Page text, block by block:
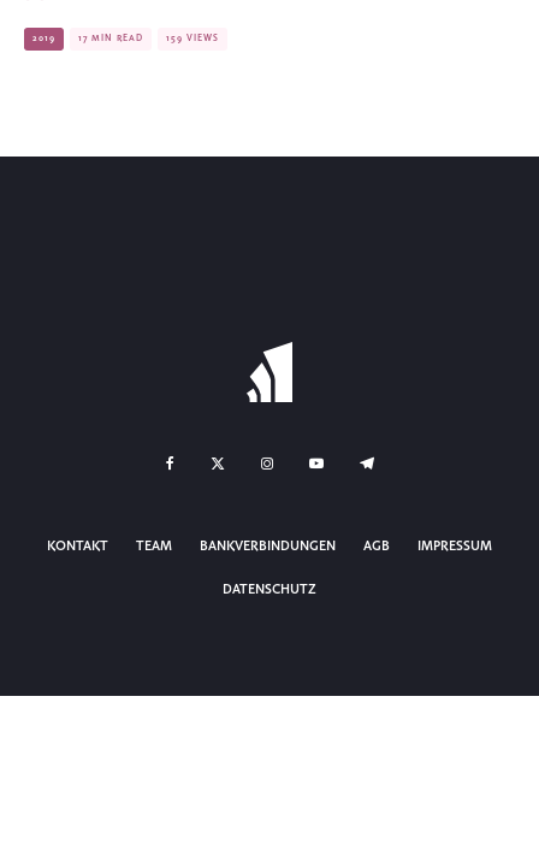
2019 17 MIN READ 159 VIEWS
KONTAKT TEAM BANKVERBINDUNGEN AGB IMPRESSUM
DATENSCHUTZ